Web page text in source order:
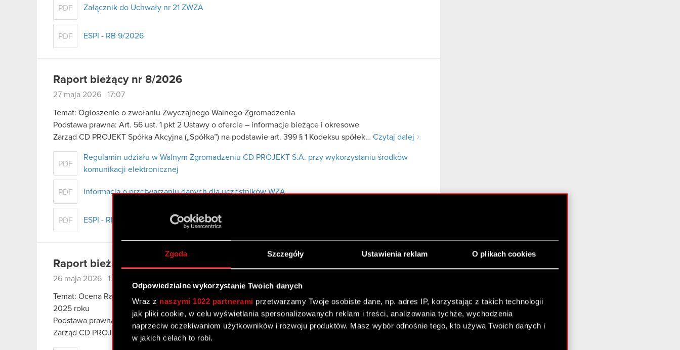
Zgoda Szczegóły Ustawienia reklam O plikach cookies
Odpowiedzialne wykorzystanie Twoich danych
Wraz z naszymi 1022 partnerami przetwarzamy Twoje osobiste dane, np. adres IP, korzystając z takich technologii
jak pliki cookie, w celu wyświetlania spersonalizowanych reklam i treści, analizowania tychże, wychodzenia
naprzeciw oczekiwaniom użytkowników i rozwoju produktów. Masz wybór odnośnie tego, kto używa Twoich danych i
w jakich celach to robi.
PDF Załącznik do Uchwały nr 21 ZWZA
PDF ESPI - RB 9/2026
Raport bieżący nr 8/2026
27 maja 2026 17:07
Temat: Ogłoszenie o zwołaniu Zwyczajnego Walnego Zgromadzenia
Podstawa prawna: Art. 56 ust. 1 pkt 2 Ustawy o ofercie – informacje bieżące i okresowe
Zarząd CD PROJEKT Spółka Akcyjna („Spółka”) na podstawie art. 399 § 1 Kodeksu spółek… Czytaj dalej
PDF
Regulamin udziału w Walnym Zgromadzeniu CD PROJEKT S.A. przy wykorzystaniu środków
komunikacji elektronicznej
PDF Informacja o przetwarzaniu danych dla uczestników WZA
PDF ESPI - RB 8/2026
Raport bieżący nr 7/2026
26 maja 2026 17:15
Temat: Ocena Rady Nadzorczej dot. wniosku Zarządu w sprawie podziału zysku netto osiągniętego w
2025 roku
Podstawa prawna: Art. 17 ust. 1 MAR – informacje poufne
Zarząd CD PROJEKT S.A. z siedzibą w Warszawie („Spółka”), w nawiązaniu do…